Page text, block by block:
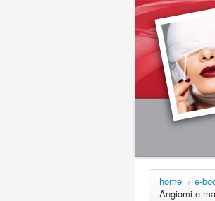
home / e-
Angiomi e